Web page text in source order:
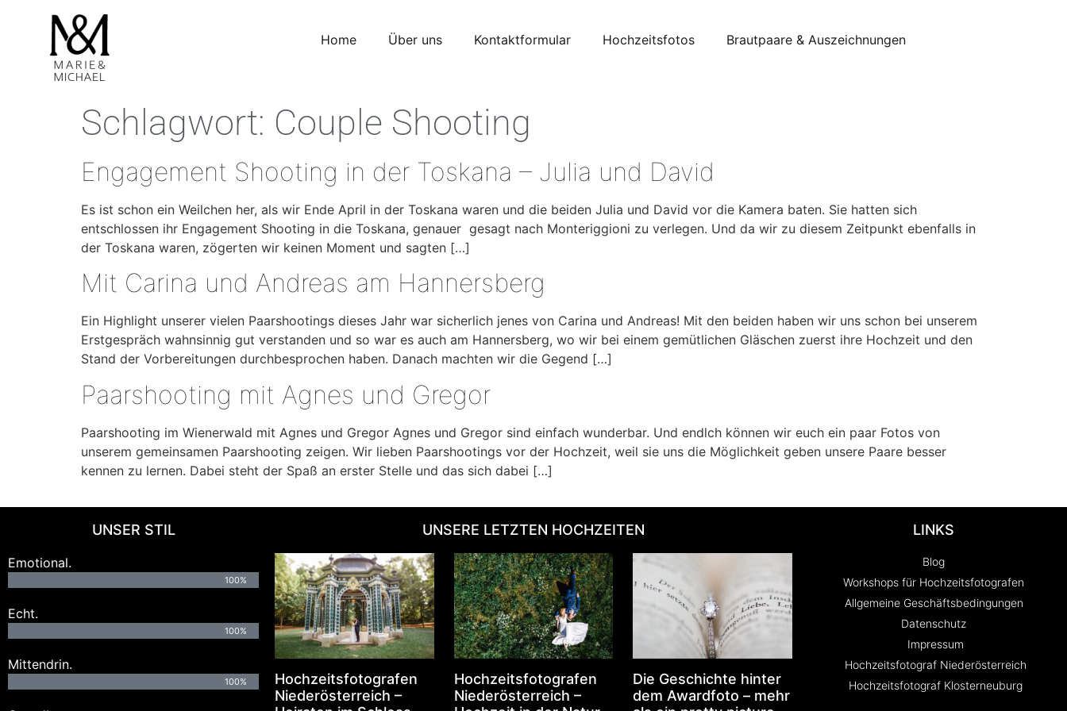
Home Über uns Kontaktformular Hochzeitsfotos Brautpaare & Auszeichnungen
Schlagwort: Couple Shooting
Engagement Shooting in der Toskana – Julia und David
Es ist schon ein Weilchen her, als wir Ende April in der Toskana waren und die beiden Julia und David vor die Kamera baten. Sie hatten sich
entschlossen ihr Engagement Shooting in die Toskana, genauer gesagt nach Monteriggioni zu verlegen. Und da wir zu diesem Zeitpunkt ebenfalls in
der Toskana waren, zögerten wir keinen Moment und sagten […]
Mit Carina und Andreas am Hannersberg
Ein Highlight unserer vielen Paarshootings dieses Jahr war sicherlich jenes von Carina und Andreas! Mit den beiden haben wir uns schon bei unserem
Erstgespräch wahnsinnig gut verstanden und so war es auch am Hannersberg, wo wir bei einem gemütlichen Gläschen zuerst ihre Hochzeit und den
Stand der Vorbereitungen durchbesprochen haben. Danach machten wir die Gegend […]
Paarshooting mit Agnes und Gregor
Paarshooting im Wienerwald mit Agnes und Gregor Agnes und Gregor sind einfach wunderbar. Und endlch können wir euch ein paar Fotos von
unserem gemeinsamen Paarshooting zeigen. Wir lieben Paarshootings vor der Hochzeit, weil sie uns die Möglichkeit geben unsere Paare besser
kennen zu lernen. Dabei steht der Spaß an erster Stelle und das sich dabei […]
UNSER STIL
Emotional.
100%
Echt.
100%
Mittendrin.
100%
UNSERE LETZTEN HOCHZEITEN
Hochzeitsfotografen
Niederösterreich –
Hochzeitsfotografen
Niederösterreich –
Die Geschichte hinter
dem Awardfoto – mehr
LINKS
Blog
Workshops für Hochzeitsfotografen
Allgemeine Geschäftsbedingungen
Datenschutz
Impressum
Hochzeitsfotograf Niederösterreich
Hochzeitsfotograf Klosterneuburg